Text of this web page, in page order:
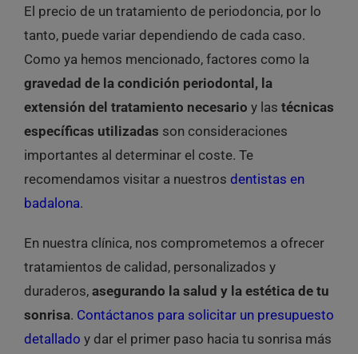
El precio de un tratamiento de periodoncia, por lo
tanto, puede variar dependiendo de cada caso.
Como ya hemos mencionado, factores como la
gravedad de la condición periodontal, la
extensión del tratamiento necesario y las técnicas
específicas utilizadas son consideraciones
importantes al determinar el coste. Te
recomendamos visitar a nuestros dentistas en
badalona.
En nuestra clínica, nos comprometemos a ofrecer
tratamientos de calidad, personalizados y
duraderos, asegurando la salud y la estética de tu
sonrisa. Contáctanos para solicitar un presupuesto
detallado y dar el primer paso hacia tu sonrisa más